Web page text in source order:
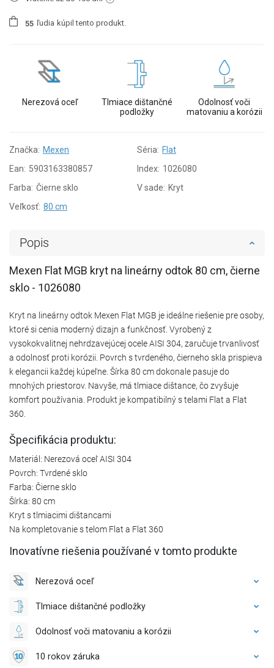
55 ľudia kúpil tento produkt.
Nerezová oceľ
Tlmiace dištančné
podložky
Odolnosť voči
matovaniu a korózii
Značka: Mexen Séria: Flat
Ean: 5903163380857 Index: 1026080
Farba: Čierne sklo V sade: Kryt
Veľkosť: 80 cm
Popis
Mexen Flat MGB kryt na lineárny odtok 80 cm, čierne
sklo - 1026080
Kryt na lineárny odtok Mexen Flat MGB je ideálne riešenie pre osoby,
ktoré si cenia moderný dizajn a funkčnosť. Vyrobený z
vysokokvalitnej nehrdzavejúcej ocele AISI 304, zaručuje trvanlivosť
a odolnosť proti korózii. Povrch s tvrdeného, čierneho skla prispieva
k elegancii každej kúpeľne. Šírka 80 cm dokonale pasuje do
mnohých priestorov. Navyše, má tlmiace dištance, čo zvyšuje
komfort používania. Produkt je kompatibilný s telami Flat a Flat
360.
Špecifikácia produktu:
Materiál: Nerezová oceľ AISI 304
Povrch: Tvrdené sklo
Farba: Čierne sklo
Šírka: 80 cm
Kryt s tlmiacimi dištancami
Na kompletovanie s telom Flat a Flat 360
Inovatívne riešenia používané v tomto produkte
Nerezová oceľ
Tlmiace dištančné podložky
Odolnosť voči matovaniu a korózii
10 rokov záruka